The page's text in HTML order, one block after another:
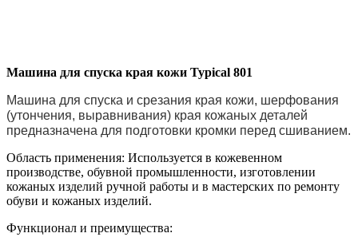
Машина для спуска края кожи Typical 801
Машина для спуска и срезания края кожи, шерфования
(утончения, выравнивания) края кожаных деталей
предназначена для подготовки кромки перед сшиванием.
Область применения: Используется в кожевенном
производстве, обувной промышленности, изготовлении
кожаных изделий ручной работы и в мастерских по ремонту
обуви и кожаных изделий.
Функционал и преимущества: